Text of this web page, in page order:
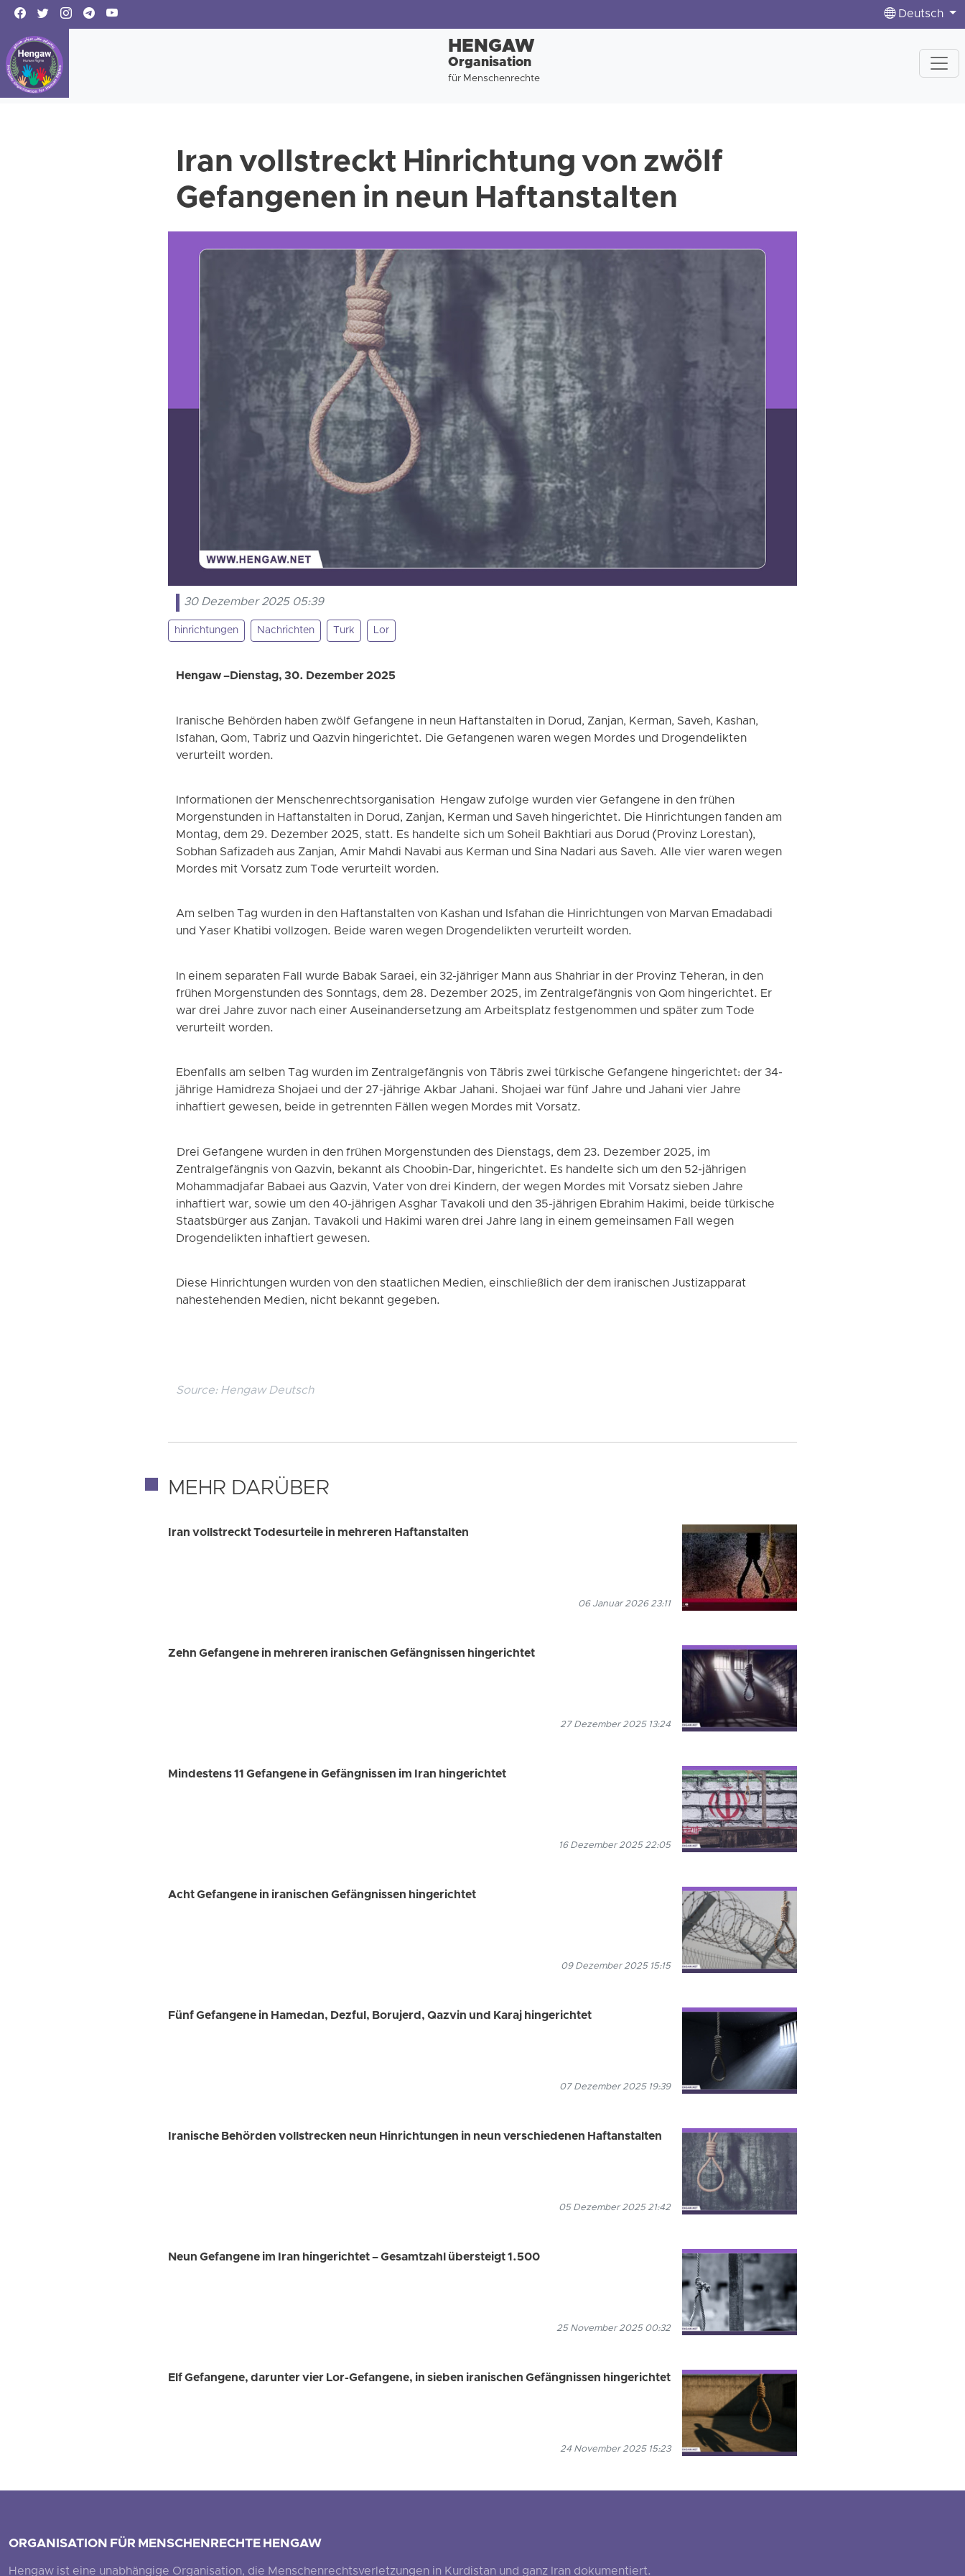
Deutsch
HENGAW
Organisation
für Menschenrechte
Iran vollstreckt Hinrichtung von zwölf
Gefangenen in neun Haftanstalten
30 Dezember 2025 05:39
hinrichtungen Nachrichten Turk Lor
Hengaw –Dienstag, 30. Dezember 2025
Iranische Behörden haben zwölf Gefangene in neun Haftanstalten in Dorud, Zanjan, Kerman, Saveh, Kashan,
Isfahan, Qom, Tabriz und Qazvin hingerichtet. Die Gefangenen waren wegen Mordes und Drogendelikten
verurteilt worden.
Informationen der Menschenrechtsorganisation Hengaw zufolge wurden vier Gefangene in den frühen
Morgenstunden in Haftanstalten in Dorud, Zanjan, Kerman und Saveh hingerichtet. Die Hinrichtungen fanden am
Montag, dem 29. Dezember 2025, statt. Es handelte sich um Soheil Bakhtiari aus Dorud (Provinz Lorestan),
Sobhan Safizadeh aus Zanjan, Amir Mahdi Navabi aus Kerman und Sina Nadari aus Saveh. Alle vier waren wegen
Mordes mit Vorsatz zum Tode verurteilt worden.
Am selben Tag wurden in den Haftanstalten von Kashan und Isfahan die Hinrichtungen von Marvan Emadabadi
und Yaser Khatibi vollzogen. Beide waren wegen Drogendelikten verurteilt worden.
In einem separaten Fall wurde Babak Saraei, ein 32-jähriger Mann aus Shahriar in der Provinz Teheran, in den
frühen Morgenstunden des Sonntags, dem 28. Dezember 2025, im Zentralgefängnis von Qom hingerichtet. Er
war drei Jahre zuvor nach einer Auseinandersetzung am Arbeitsplatz festgenommen und später zum Tode
verurteilt worden.
Ebenfalls am selben Tag wurden im Zentralgefängnis von Täbris zwei türkische Gefangene hingerichtet: der 34-
jährige Hamidreza Shojaei und der 27-jährige Akbar Jahani. Shojaei war fünf Jahre und Jahani vier Jahre
inhaftiert gewesen, beide in getrennten Fällen wegen Mordes mit Vorsatz.
Drei Gefangene wurden in den frühen Morgenstunden des Dienstags, dem 23. Dezember 2025, im
Zentralgefängnis von Qazvin, bekannt als Choobin-Dar, hingerichtet. Es handelte sich um den 52-jährigen
Mohammadjafar Babaei aus Qazvin, Vater von drei Kindern, der wegen Mordes mit Vorsatz sieben Jahre
inhaftiert war, sowie um den 40-jährigen Asghar Tavakoli und den 35-jährigen Ebrahim Hakimi, beide türkische
Staatsbürger aus Zanjan. Tavakoli und Hakimi waren drei Jahre lang in einem gemeinsamen Fall wegen
Drogendelikten inhaftiert gewesen.
Diese Hinrichtungen wurden von den staatlichen Medien, einschließlich der dem iranischen Justizapparat
nahestehenden Medien, nicht bekannt gegeben.
Source: Hengaw Deutsch
MEHR DARÜBER
Iran vollstreckt Todesurteile in mehreren Haftanstalten
06 Januar 2026 23:11
Zehn Gefangene in mehreren iranischen Gefängnissen hingerichtet
27 Dezember 2025 13:24
Mindestens 11 Gefangene in Gefängnissen im Iran hingerichtet
16 Dezember 2025 22:05
Acht Gefangene in iranischen Gefängnissen hingerichtet
09 Dezember 2025 15:15
Fünf Gefangene in Hamedan, Dezful, Borujerd, Qazvin und Karaj hingerichtet
07 Dezember 2025 19:39
Iranische Behörden vollstrecken neun Hinrichtungen in neun verschiedenen Haftanstalten
05 Dezember 2025 21:42
Neun Gefangene im Iran hingerichtet – Gesamtzahl übersteigt 1.500
25 November 2025 00:32
Elf Gefangene, darunter vier Lor-Gefangene, in sieben iranischen Gefängnissen hingerichtet
24 November 2025 15:23
ORGANISATION FÜR MENSCHENRECHTE HENGAW
Hengaw ist eine unabhängige Organisation, die Menschenrechtsverletzungen in Kurdistan und ganz Iran dokumentiert.